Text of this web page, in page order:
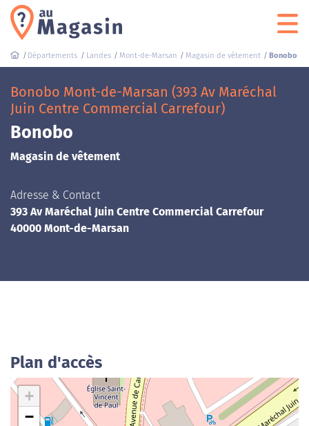
Départements Landes Mont-de-Marsan Magasin de vêtement Bonobo
Bonobo Mont-de-Marsan (393 Av Maréchal
Juin Centre Commercial Carrefour)
Bonobo
Magasin de vêtement
Adresse & Contact
393 Av Maréchal Juin Centre Commercial Carrefour
40000 Mont-de-Marsan
Plan d'accès
+
−